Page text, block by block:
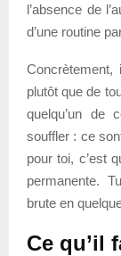
l’absence de
d’une routine
plutôt que de
quelqu’un de
souffler : ce
pour toi, c’est
permanente.
brute en
Ce qu’il